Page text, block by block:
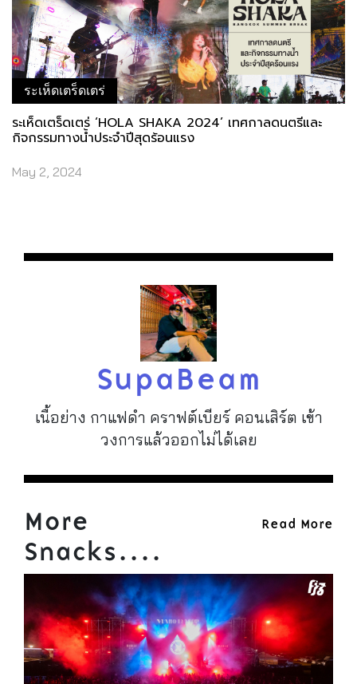
ระเห็ดเตร็ดเตร่
ระเห็ดเตร็ดเตร่ ‘HOLA SHAKA 2024’ เทศกาลดนตรีและ
กิจกรรมทางน้ำประจำปีสุดร้อนแรง
May 2, 2024
SupaBeam
เนื้อย่าง กาแฟดำ คราฟต์เบียร์ คอนเสิร์ต เข้า
วงการแล้วออกไม่ได้เลย
More
Snacks....
Read More